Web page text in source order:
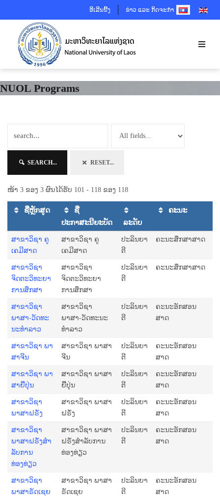
ອີເລີນນີ້ງ ຂ່າວ ແລະ ກິດຈະກຳSELECT YOUR
NUOL Programs
SEARCH... RESET...
ໜ້າ 3 ຂອງ 3 ຜົນໄດ້ຮັບ 101 - 118 ຂອງ 118
ຊື່ຫຼັກສູດ
ຊື່
ປະກາສະນີຍະບັດ
ລະດັບ
ຄະນະ
ສາຂາວິຊາ ຄູ
ເຄມີສາດ
ສາຂາວິຊາ ຄູ
ເຄມີສາດ
ປະລິນຍາ
ຕີ
ຄະນະສຶກສາສາດ
ສາຂາວິຊາ
ຈິດຕະວິທະຍາ
ການສຶກສາ
ສາຂາວິຊາ
ຈິດຕະວິທະຍາ
ການສຶກສາ
ປະລິນຍາ
ຕີ
ຄະນະສຶກສາສາດ
ສາຂາວິຊາ
ພາສາ-ວັດທະ
ນະທໍາລາວ
ສາຂາວິຊາ
ພາສາ-ວັດທະນະ
ທໍາລາວ
ປະລິນຍາ
ຕີ
ຄະນະອັກສອນ
ສາດ
ສາ​ຂາວິຊາ ພາ​
ສາ​ຈີນ
ສາ​ຂາວິຊາ ພາ​ສາ​
ຈີນ
ປະລິນຍາ
ຕີ
ຄະນະອັກສອນ
ສາດ
ສາຂາວິຊາ ພາ
ສາຍີີ່ປຸ່ນ
ສາຂາວິຊາ ພາສາ
ຍີີ່ປຸ່ນ
ປະລິນຍາ
ຕີ
ຄະນະອັກສອນ
ສາດ
ສາຂາວິຊາ
ພາສາຝຣັ່ງ
ສາຂາວິຊາ ພາສາ
ຝຣັ່ງ
ປະລິນຍາ
ຕີ
ຄະນະອັກສອນ
ສາດ
ສາຂາວິຊາ
ພາສາຝຣັ່ງສໍາ
ລັບການ
ທ່ອງທ່ຽວ
ສາຂາວິຊາ ພາສາ
ຝຣັ່ງສໍາລັບການ
ທ່ອງທ່ຽວ
ປະລິນຍາ
ຕີ
ຄະນະອັກສອນ
ສາດ
ສາຂາວິຊາ
ພາສາຣັດເຊຍ
ສາຂາວິຊາ ພາສາ
ຣັດເຊຍ
ປະລິນຍາ
ຕີ
ຄະນະອັກສອນ
ສາດ